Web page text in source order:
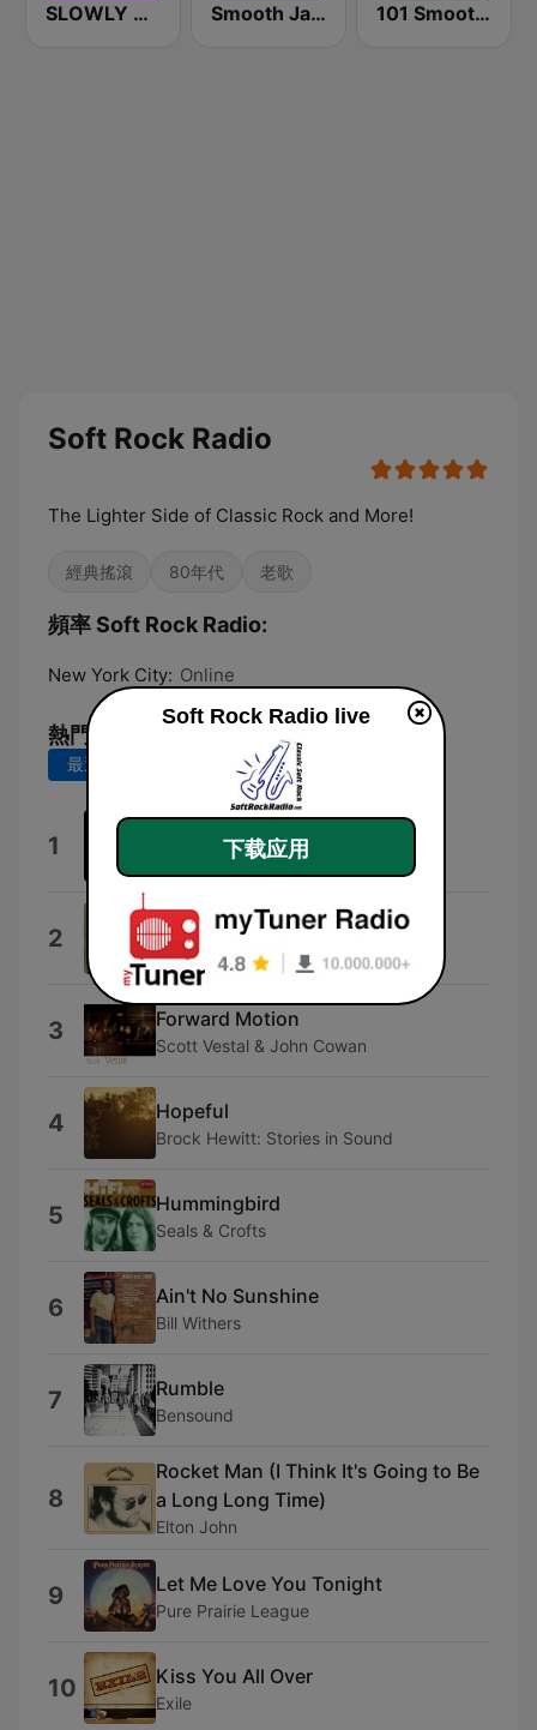
SLOWLY RADIO Smooth Jazz CD 101.9 FM 101 Smooth Jazz Mellow Mix
Soft Rock Radio
The Lighter Side of Classic Rock and More!
經典搖滾 80年代 老歌
頻率 Soft Rock Radio:
New York City: Online
熱門歌曲
最近 7 天 最近 30 天
1 Discoveries
Carl David Harms
2 Smokey the Bear
Gene Autry
3 Forward Motion
Scott Vestal & John Cowan
4 Hopeful
Brock Hewitt: Stories in Sound
5 Hummingbird
Seals & Crofts
6 Ain't No Sunshine
Bill Withers
7 Rumble
Bensound
8
Rocket Man (I Think It's Going to Be
a Long Long Time)
Elton John
9 Let Me Love You Tonight
Pure Prairie League
10 Kiss You All Over
Exile
Soft Rock Radio live
下载应用